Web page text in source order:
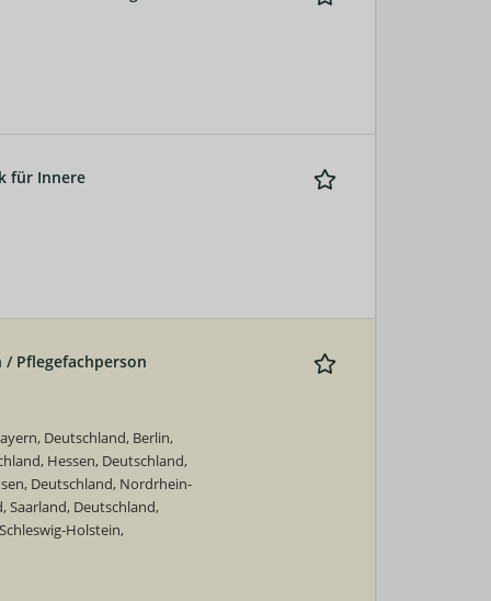
für Innere
/ Pflegefachperson
Deutschland, Berlin,
Hessen, Deutschland,
Deutschland, Nordrhein-
Saarland, Deutschland,
Holstein,